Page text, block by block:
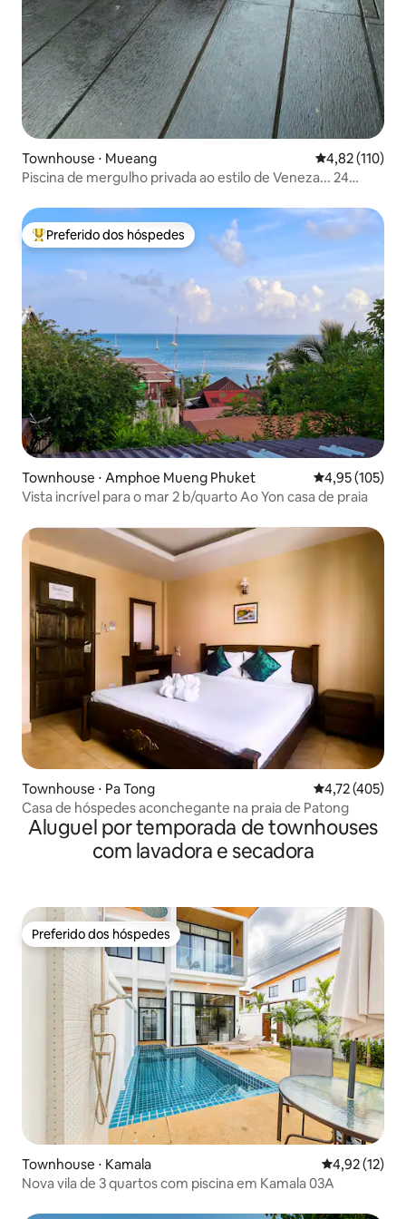
Townhouse ⋅ Mueang 4,82 de uma
4,82 (110)
Piscina de mergulho privada ao estilo de Veneza... 24
Entre os melhores preferidos dos hóspedes
Preferido dos hóspedes
Townhouse ⋅ Amphoe Mueng Phuket 4,95 de uma
4,95 (105)
Vista incrível para o mar 2 b/quarto Ao Yon casa de praia
Townhouse ⋅ Pa Tong 4,72 de uma
4,72 (405)
Casa de hóspedes aconchegante na praia de Patong
Aluguel por temporada de townhouses
com lavadora e secadora
Preferido dos hóspedes
Preferido dos hóspedes
Townhouse ⋅ Kamala 4,92 de uma
4,92 (12)
Nova vila de 3 quartos com piscina em Kamala 03A